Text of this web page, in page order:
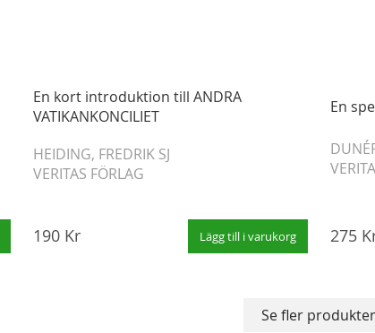
En kort introduktion till ANDRA
VATIKANKONCILIET
HEIDING, FREDRIK SJ
VERITAS FÖRLAG
190 Kr Lägg till i varukorg
En
275
Se fler produkter